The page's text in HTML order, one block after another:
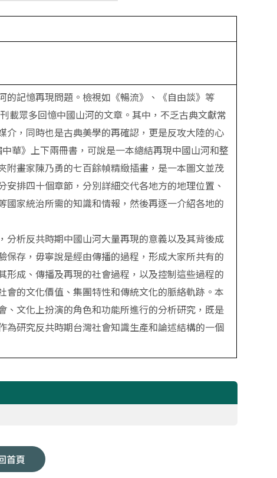
記憶再現問題。檢視如《暢流》、《自由談》等
載眾多回憶中國山河的文章。其中，不乏古典文獻常
介，同時也是古典美學的再確認，更是反攻大陸的心
華》上下兩冊書，可說是一本總結再現中國山河和整
畫家陳乃勇的七百餘幀精緻插畫，是一本圖文並茂
排四十個章節，分別詳細交代各地方的地理位置、
家統治所需的知識和情報，然後再逐一介紹各地的
析反共時期中國山河大量再現的意義以及其背後成
存，毋寧說是經由傳播的過程，形成大家所共有的
成、傳播及再現的社會過程，以及控制這些過程的
的文化價值、集團特性和傳統文化的脈絡軌跡。本
文化上扮演的角色和功能所進行的分析研究，既是
研究反共時期台灣社會知識生產和論述結構的一個
首頁